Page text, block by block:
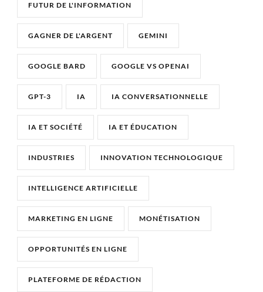
FUTUR DE L'INFORMATION
GAGNER DE L'ARGENT GEMINI
GOOGLE BARD GOOGLE VS OPENAI
GPT-3 IA IA CONVERSATIONNELLE
IA ET SOCIÉTÉ IA ET ÉDUCATION
INDUSTRIES INNOVATION TECHNOLOGIQUE
INTELLIGENCE ARTIFICIELLE
MARKETING EN LIGNE MONÉTISATION
OPPORTUNITÉS EN LIGNE
PLATEFORME DE RÉDACTION